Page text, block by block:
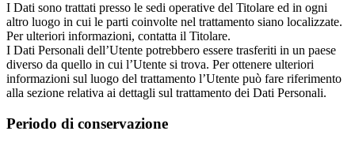
I Dati sono trattati presso le sedi operative del Titolare ed in ogni
altro luogo in cui le parti coinvolte nel trattamento siano localizzate.
Per ulteriori informazioni, contatta il Titolare.
I Dati Personali dell’Utente potrebbero essere trasferiti in un paese
diverso da quello in cui l’Utente si trova. Per ottenere ulteriori
informazioni sul luogo del trattamento l’Utente può fare riferimento
alla sezione relativa ai dettagli sul trattamento dei Dati Personali.
Periodo di conservazione